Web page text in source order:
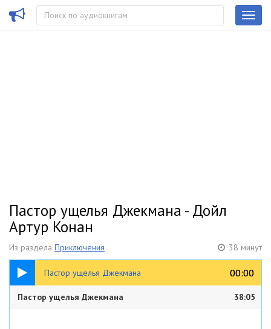
Пастор ущелья Джекмана - Дойл
Артур Конан
Из раздела Приключения 38 минут
Пастор ущелья Джекмана 00:00
00:00
38:05
Пастор ущелья Джекмана 38:05